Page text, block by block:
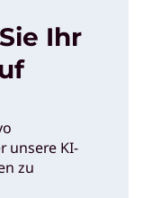
Ihr
unsere KI-
zu